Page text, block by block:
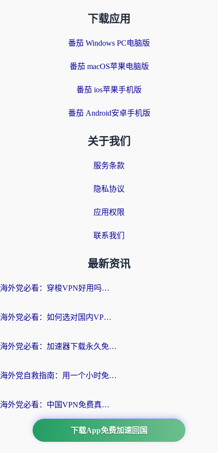
下载应用
番茄 Windows PC电脑版
番茄 macOS苹果电脑版
番茄 ios苹果手机版
番茄 Android安卓手机版
关于我们
服务条款
隐私协议
应用权限
联系我们
最新资讯
海外党必看：穿梭VPN好用吗？和云帆VPN对比哪个回国效果更好？附真实测评+避坑指南
海外党必看：如何选对国内VPN，实现无缝访问国内资源？
海外党必看：加速器下载永久免费版真的存在吗？教你无缝访问国内资源的正确姿势
海外党自救指南：用一个小时免费加速器，轻松打破国内资源访问壁垒？
海外党必看：中国VPN免费真的靠谱吗？手把手教你选对回国加速器
下载App免费加速回国